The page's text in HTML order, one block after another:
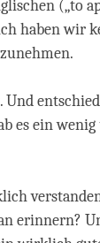
(„to
haben wir
Und
es ein wenig
erinnern?